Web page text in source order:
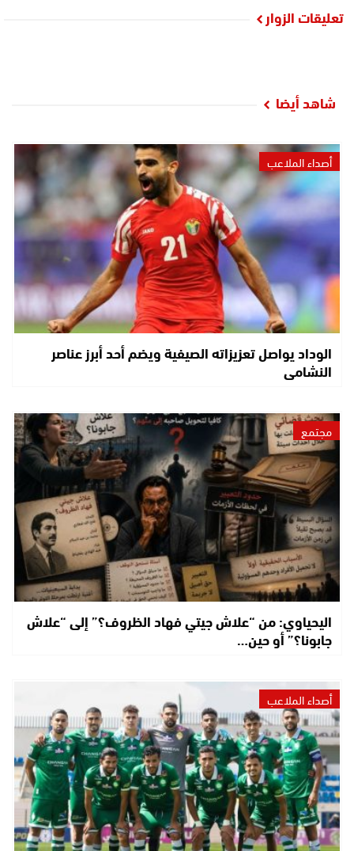
تعليقات الزوار
شاهد أيضا
أصداء الملاعب
الوداد يواصل تعزيزاته الصيفية ويضم أحد أبرز عناصر
النشامى
مجتمع
اليحياوي: من “علاش جيتي فهاد الظروف؟” إلى “علاش
جابونا؟” أو حين…
أصداء الملاعب